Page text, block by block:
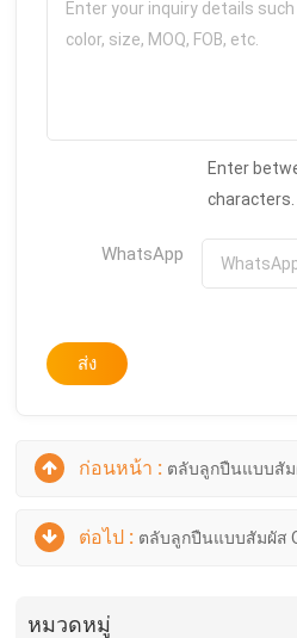
Enter
characters.
WhatsApp
ส่ง
ก่อนหน้า : ตลับลูกปืนแบบสัม
ต่อไป : ตลับลูกปืนแบบสัมผัส
หมวดหมู่